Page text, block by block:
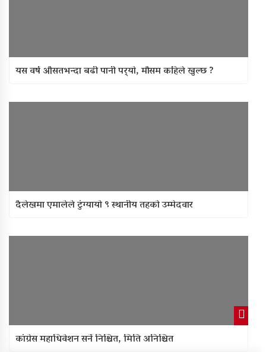
यस वर्ष औसतभन्दा बढी पानी पर्‍याे, माैसम कहिले खुल्छ ?
दैलेखमा एमालेले टुंग्यायो ९ स्थानीय तहको उम्मेदवार
कांग्रेस महाधिवेशन सर्ने निश्चित, मिति अनिश्चित